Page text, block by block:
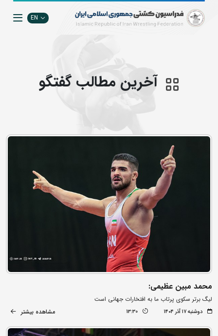
EN
آخرین مطالب گفتگو
محمد مبین عظیمی:
لیگ برتر سکوی پرتاب ما به افتخارات جهانی است
دوشنبه ۱۷ آذر ۱۴۰۴ 13:30 مشاهده بیشتر